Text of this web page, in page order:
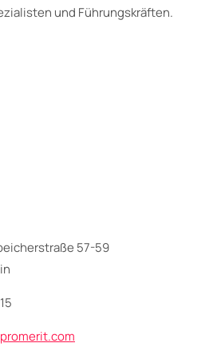
und Führungskräften.
57-59